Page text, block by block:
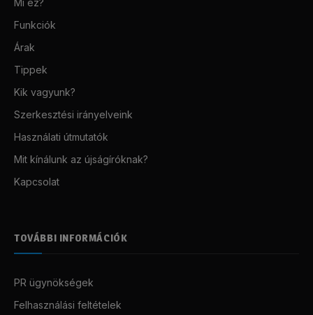
Funkciók
Árak
Tippek
Kik vagyunk?
Szerkesztési irányelveink
Használati útmutatók
Mit kínálunk az újságíróknak?
Kapcsolat
TOVÁBBI INFORMÁCIÓK
PR ügynökségek
Felhasználási feltételek